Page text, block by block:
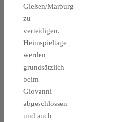
Gießen/Marburg
zu
verteidigen.
Heimspieltage
werden
grundsätzlich
beim
Giovanni
abgeschlossen
und auch